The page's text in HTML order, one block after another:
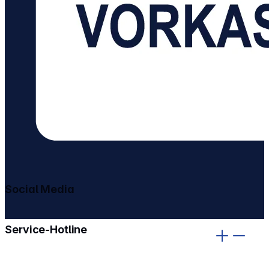
Service-Hotline
Social Media